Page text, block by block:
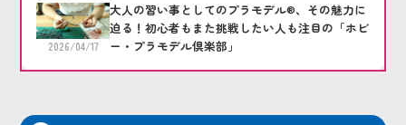
2026/04/17
大人の習い事としてのプラモデル®、その魅力に
迫る！初心者もまた挑戦したい人も注目の「ホビ
ー・プラモデル倶楽部」